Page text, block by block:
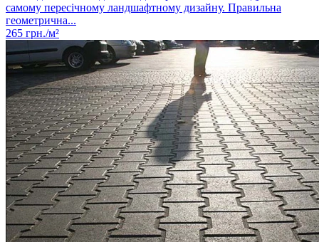
самому пересічному ландшафтному дизайну. Правильна
геометрична...
265 грн./м²